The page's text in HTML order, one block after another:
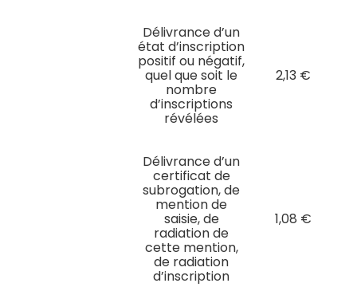
Délivrance d’un
état d’inscription
positif ou négatif,
quel que soit le
nombre
d’inscriptions
révélées
2,13 €
Délivrance d’un
certificat de
subrogation, de
mention de
saisie, de
radiation de
cette mention,
de radiation
d’inscription
1,08 €